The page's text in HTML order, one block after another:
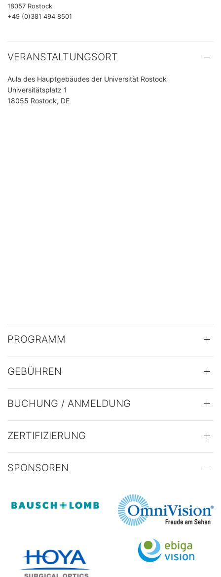
18057 Rostock
+49 (0)381 494 8501
VERANSTALTUNGSORT
Aula des Hauptgebäudes der Universität Rostock
Universitätsplatz 1
18055 Rostock, DE
PROGRAMM
GEBÜHREN
BUCHUNG / ANMELDUNG
ZERTIFIZIERUNG
SPONSOREN